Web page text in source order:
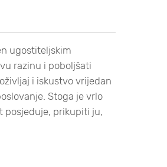
ugostiteljskim
razinu i poboljšati
i iskustvo vrijedan
Stoga je vrlo
posjeduje, prikupiti ju,